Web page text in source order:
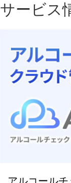
サービス